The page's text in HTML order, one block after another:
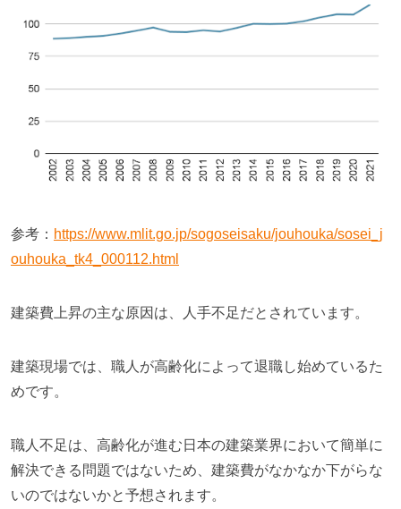
参考： https://www.mlit.go.jp/sogoseisaku/jouhouka/sosei_j
ouhouka_tk4_000112.html
建築費上昇の主な原因は、人手不足だとされています。
建築現場では、職人が高齢化によって退職し始めているた
めです。
職人不足は、高齢化が進む日本の建築業界において簡単に
解決できる問題ではないため、建築費がなかなか下がらな
いのではないかと予想されます。